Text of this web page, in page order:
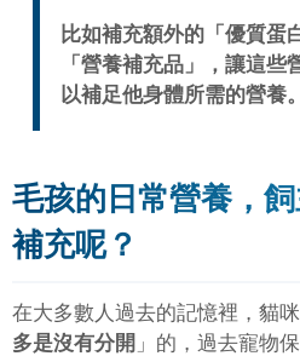
比如補充額外的「 優質蛋
「 營養補充品」，讓這些
以補足他身體所需的營養。
毛孩的日常營養，
補充呢？
在大多數人過去的記憶裡，貓
多是沒有分開 」的，過去寵物